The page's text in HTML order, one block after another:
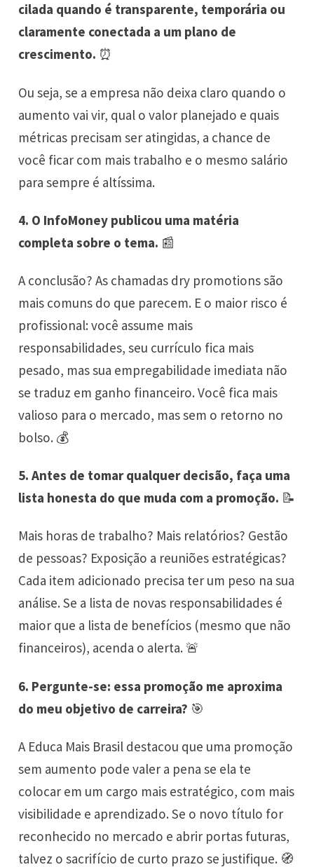
cilada quando é transparente, temporária ou
claramente conectada a um plano de
crescimento. ⏰
Ou seja, se a empresa não deixa claro quando o
aumento vai vir, qual o valor planejado e quais
métricas precisam ser atingidas, a chance de
você ficar com mais trabalho e o mesmo salário
para sempre é altíssima.
4. O InfoMoney publicou uma matéria
completa sobre o tema. 📰
A conclusão? As chamadas dry promotions são
mais comuns do que parecem. E o maior risco é
profissional: você assume mais
responsabilidades, seu currículo fica mais
pesado, mas sua empregabilidade imediata não
se traduz em ganho financeiro. Você fica mais
valioso para o mercado, mas sem o retorno no
bolso. 💰
5. Antes de tomar qualquer decisão, faça uma
lista honesta do que muda com a promoção. 📝
Mais horas de trabalho? Mais relatórios? Gestão
de pessoas? Exposição a reuniões estratégicas?
Cada item adicionado precisa ter um peso na sua
análise. Se a lista de novas responsabilidades é
maior que a lista de benefícios (mesmo que não
financeiros), acenda o alerta. 🚨
6. Pergunte-se: essa promoção me aproxima
do meu objetivo de carreira? 🎯
A Educa Mais Brasil destacou que uma promoção
sem aumento pode valer a pena se ela te
colocar em um cargo mais estratégico, com mais
visibilidade e aprendizado. Se o novo título for
reconhecido no mercado e abrir portas futuras,
talvez o sacrifício de curto prazo se justifique. 🧭